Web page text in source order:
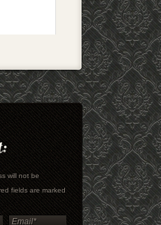
will not be
fields are marked